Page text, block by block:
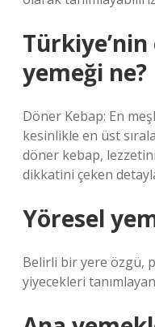
yemeği ne?
Döner Kebap: En
kesinlikle en üst
döner kebap,
dikkatini çeken
Yöresel
Belirli bir yere özgü,
yiyecekleri